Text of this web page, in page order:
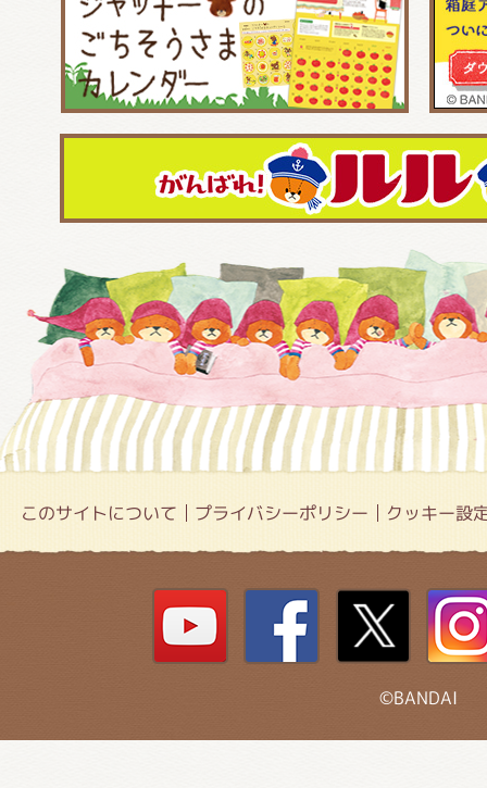
このサイトについて プライバシーポリシー クッキー設
©BANDAI